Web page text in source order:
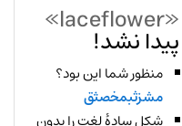
«laceflower»
پیدا نشد!
منظور شما این بود؟
مشزثبمخصثق
شکل سادهٔ لغت را بدون